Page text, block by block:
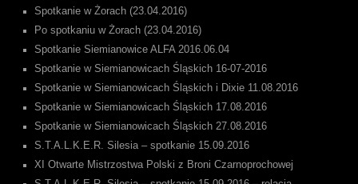
Spotkanie w Żorach (23.04.2016)
Po spotkaniu w Żorach (23.04.2016)
Spotkanie Siemianowice ALFA 2016.06.04
Spotkanie w Siemianowicach Śląskich 16-07-2016
Spotkanie w Siemianowicach Śląskich i Dixie 11.08.2016
Spotkanie w Siemianowicach Śląskich 17.08.2016
Spotkanie w Siemianowicach Śląskich 27.08.2016
S.T.A.L.K.E.R. Silesia – spotkanie 15.09.2016
XI Otwarte Mistrzostwa Polski z Broni Czarnoprochowej